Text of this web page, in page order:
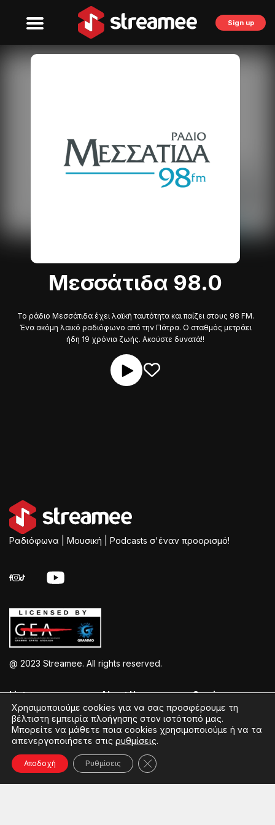
Sign up
Μεσσάτιδα 98.0
To ράδιο Μεσσάτιδα έχει λαϊκή ταυτότητα και παίζει στους 98 FM.
Ένα ακόμη λαικό ραδιόφωνο από την Πάτρα. Ο σταθμός μετράει
ήδη 19 χρόνια ζωής. Ακούστε δυνατά!!
Ραδιόφωνα | Μουσική | Podcasts σ'έναν προορισμό!
@ 2023 Streamee. All rights reserved.
Listen >
Streamee Radios
Moods
Radios
About Us >
Policy
Terms of Use
Coins Explained
Service >
Free Download
Χρησιμοποιούμε cookies για να σας προσφέρουμε τη
βέλτιστη εμπειρία πλοήγησης στον ιστότοπό μας.
Μπορείτε να μάθετε ποια cookies χρησιμοποιούμε ή να τα
απενεργοποιήσετε στις ρυθμίσεις.
Αποδοχή Ρυθμίσεις Κλείσιμο του Cookie banner